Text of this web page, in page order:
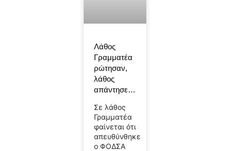
Λάθος
Γραμματέα
ρώτησαν,
λάθος
απάντησε…
Σε λάθος
Γραμματέα
φαίνεται ότι
απευθύνθηκε
ο ΦΟΔΣΑ